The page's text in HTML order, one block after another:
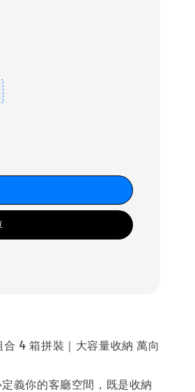
4 箱拼裝｜大容量收納 萬向
義你的客廳空間，既是收納